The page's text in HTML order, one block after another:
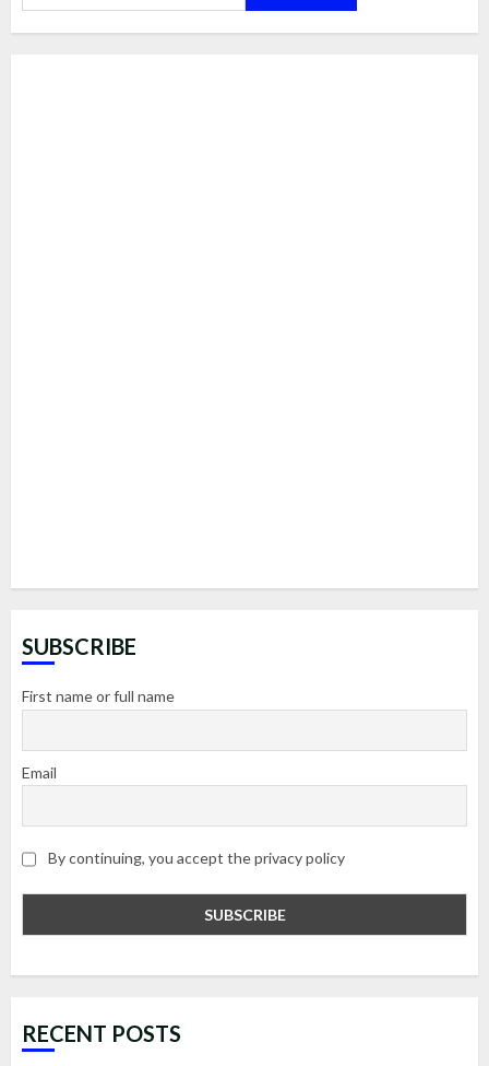
SUBSCRIBE
First name or full name
Email
By continuing, you accept the privacy policy
RECENT POSTS